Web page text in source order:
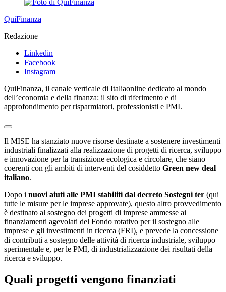
QuiFinanza
Redazione
Linkedin
Facebook
Instagram
QuiFinanza, il canale verticale di Italiaonline dedicato al mondo
dell’economia e della finanza: il sito di riferimento e di
approfondimento per risparmiatori, professionisti e PMI.
Il MISE ha stanziato nuove risorse destinate a sostenere investimenti
industriali finalizzati alla realizzazione di progetti di ricerca, sviluppo
e innovazione per la transizione ecologica e circolare, che siano
coerenti con gli ambiti di interventi del cosiddetto Green new deal
italiano.
Dopo i nuovi aiuti alle PMI stabiliti dal decreto Sostegni ter (qui
tutte le misure per le imprese approvate), questo altro provvedimento
è destinato al sostegno dei progetti di imprese ammesse ai
finanziamenti agevolati del Fondo rotativo per il sostegno alle
imprese e gli investimenti in ricerca (FRI), e prevede la concessione
di contributi a sostegno delle attività di ricerca industriale, sviluppo
sperimentale e, per le PMI, di industrializzazione dei risultati della
ricerca e sviluppo.
Quali progetti vengono finanziati